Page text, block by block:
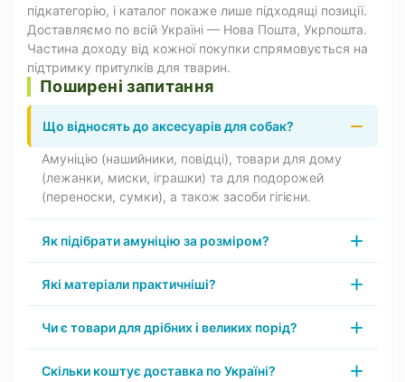
підкатегорію, і каталог покаже лише підходящі позиції.
Доставляємо по всій Україні — Нова Пошта, Укрпошта.
Частина доходу від кожної покупки спрямовується на
підтримку притулків для тварин.
Поширені запитання
Що відносять до аксесуарів для собак?
Амуніцію (нашийники, повідці), товари для дому
(лежанки, миски, іграшки) та для подорожей
(переноски, сумки), а також засоби гігієни.
Як підібрати амуніцію за розміром?
Які матеріали практичніші?
Чи є товари для дрібних і великих порід?
Скільки коштує доставка по Україні?